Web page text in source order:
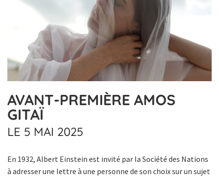
AVANT-PREMIÈRE AMOS
GITAÏ
LE 5 MAI 2025
En 1932, Albert Einstein est invité par la Société des Nations
à adresser une lettre à une personne de son choix sur un sujet